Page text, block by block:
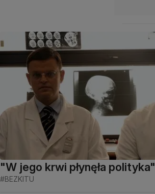
"W jego krwi płynęła polityka"
#BEZKITU